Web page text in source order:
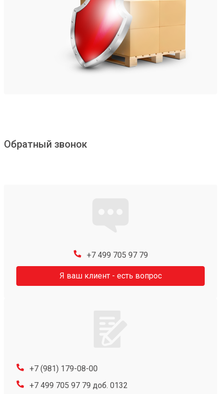
Обратный звонок
+7 499 705 97 79
Я ваш клиент - есть вопрос
+7 (981) 179-08-00
+7 499 705 97 79 доб. 0132